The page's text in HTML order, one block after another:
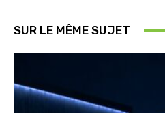
SUR LE MÊME SUJET